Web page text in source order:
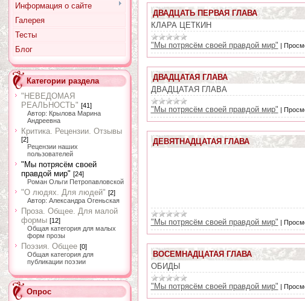
Информация о сайте
Галерея
Тесты
Блог
Категории раздела
"НЕВЕДОМАЯ
РЕАЛЬНОСТЬ" [41]
Автор: Крылова Марина
Андреевна
Критика. Рецензии. Отзывы
[2]
Рецензии наших
пользователей
"Мы потрясём своей
правдой мир" [24]
Роман Ольги Петропавловской
"О людях. Для людей" [2]
Автор: Александра Огеньская
Проза. Общее. Для малой
формы [12]
Общая категория для малых
форм прозы
Поэзия. Общее [0]
Общая категория для
публикации поэзии
Опрос
ДВАДЦАТЬ ПЕРВАЯ ГЛАВА
КЛАРА ЦЕТКИН
"Мы потрясём своей правдой мир"
ДВАДЦАТАЯ ГЛАВА
ДВАДЦАТАЯ ГЛАВА
"Мы потрясём своей правдой мир"
ДЕВЯТНАДЦАТАЯ ГЛАВА
"Мы потрясём своей правдой мир"
ВОСЕМНАДЦАТАЯ ГЛАВА
ОБИДЫ
"Мы потрясём своей правдой мир"